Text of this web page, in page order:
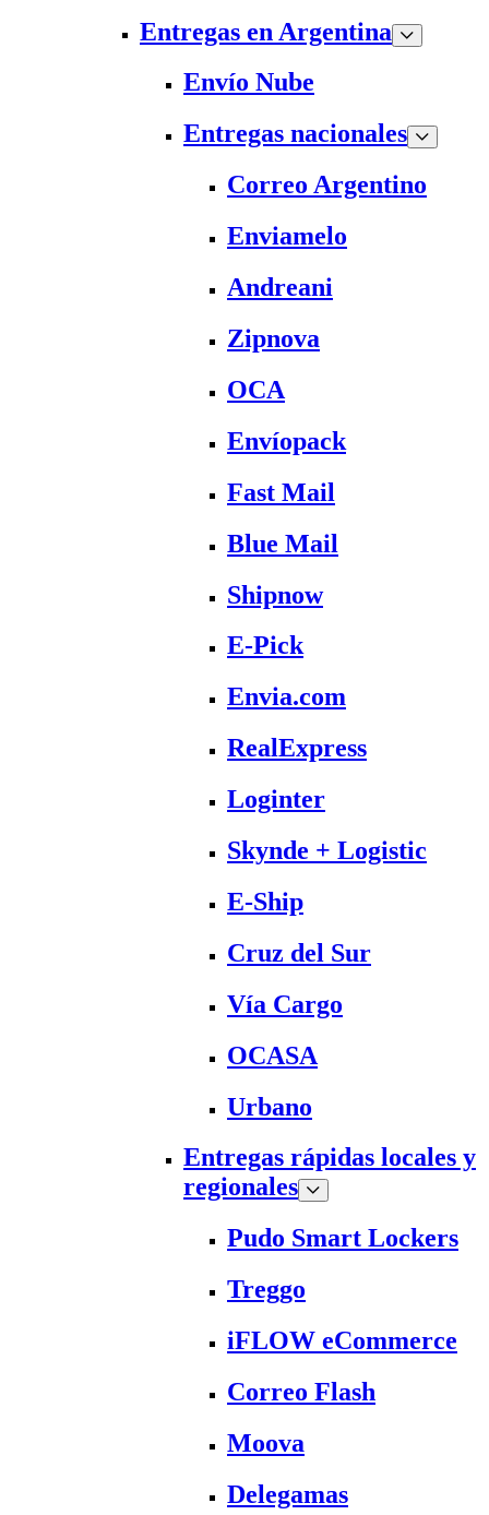
Entregas en Argentina
Envío Nube
Entregas nacionales
Correo Argentino
Enviamelo
Andreani
Zipnova
OCA
Envíopack
Fast Mail
Blue Mail
Shipnow
E-Pick
Envia.com
RealExpress
Loginter
Skynde + Logistic
E-Ship
Cruz del Sur
Vía Cargo
OCASA
Urbano
Entregas rápidas locales y
regionales
Pudo Smart Lockers
Treggo
iFLOW eCommerce
Correo Flash
Moova
Delegamas